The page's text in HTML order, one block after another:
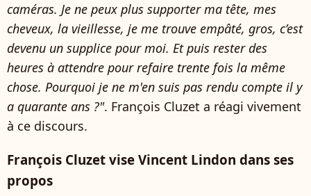
caméras. Je ne peux plus supporter ma tête, mes
cheveux, la vieillesse, je me trouve empâté, gros, c’est
devenu un supplice pour moi. Et puis rester des
heures à attendre pour refaire trente fois la même
chose. Pourquoi je ne m'en suis pas rendu compte il y
a quarante ans ?". François Cluzet a réagi vivement
à ce discours.
François Cluzet vise Vincent Lindon dans ses
propos